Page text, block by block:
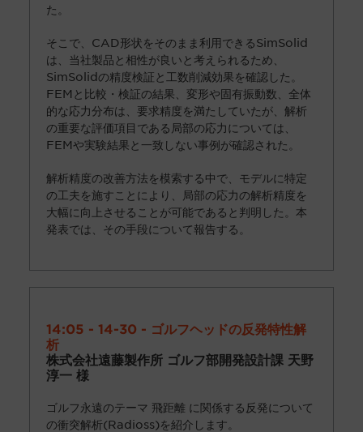
た。
そこで、CAD形状をそのまま利用できるSimSolid
は、当社製品と相性が良いと考えられるため、
SimSolidの精度検証と工数削減効果を確認した。
FEMと比較・検証の結果、変形や固有振動数、全体
的な応力分布は、要求精度を満たしていたが、解析
の重要な評価項目である局部の応力については、
FEMや実験結果と一致しない事例が確認された。
解析精度の改善方法を模索する中で、モデルに特定
の工夫を施すことにより、局部の応力の解析精度を
大幅に向上させることが可能であると判明した。本
発表では、その手段について報告する。
14:05 - 14-30 - ゴルフヘッドの反発特性解
析
株式会社遠藤製作所 ゴルフ部開発設計課 天野
淳一 様
ゴルフ永遠のテーマ 飛距離 に関係する反発について
の衝突解析(Radioss)を紹介します。